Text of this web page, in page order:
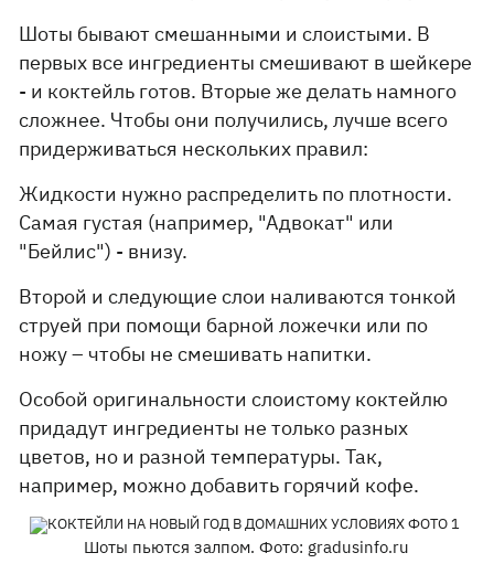
Шоты бывают смешанными и слоистыми. В
первых все ингредиенты смешивают в шейкере
- и коктейль готов. Вторые же делать намного
сложнее. Чтобы они получились, лучше всего
придерживаться нескольких правил:
Жидкости нужно распределить по плотности.
Самая густая (например, "Адвокат" или
"Бейлис") - внизу.
Второй и следующие слои наливаются тонкой
струей при помощи барной ложечки или по
ножу – чтобы не смешивать напитки.
Особой оригинальности слоистому коктейлю
придадут ингредиенты не только разных
цветов, но и разной температуры. Так,
например, можно добавить горячий кофе.
Шоты пьются залпом. Фото: gradusinfo.ru